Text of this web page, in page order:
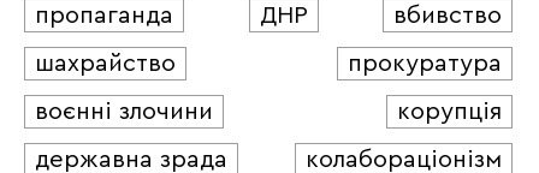
пропаганда
ДНР
вбивство
шахрайство
прокуратура
воєнні злочини
корупція
державна зрада
колабораціонізм